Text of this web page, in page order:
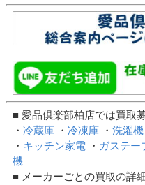
■ 愛品倶楽部柏店では買取
・冷蔵庫 ・冷凍庫 ・洗濯
・ キッチン家電 ・ ガステー
機
■ メーカーごとの買取の詳